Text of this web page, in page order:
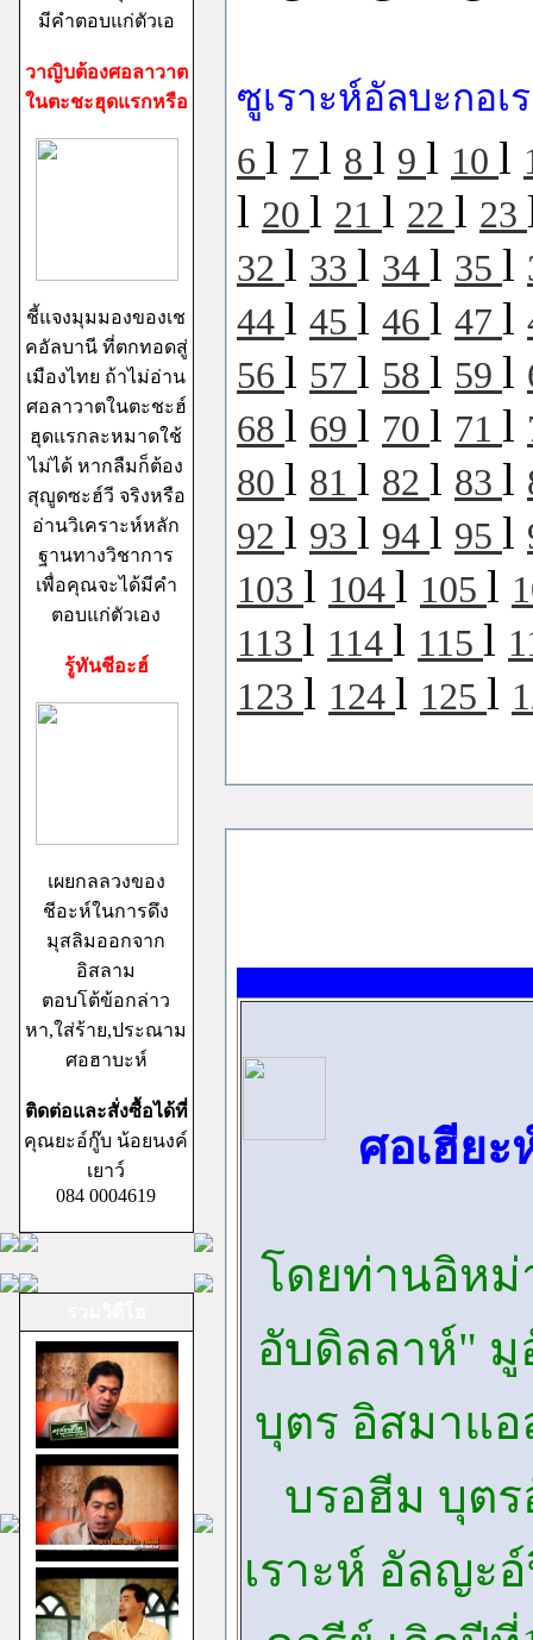
มีคำตอบแก่ตัวเอ
วาญิบต้องศอลาวาต
ในตะชะฮุดแรกหรือ
ชี้แจงมุมมองของเช
คอัลบานี ที่ตกทอดสู่
เมืองไทย ถ้าไม่อ่าน
ศอลาวาตในตะชะฮ์
ฮุดแรกละหมาดใช้
ไม่ได้ หากลืมก็ต้อง
สุญูดซะฮ์วี จริงหรือ
อ่านวิเคราะห์หลัก
ฐานทางวิชาการ
เพื่อคุณจะได้มีคำ
ตอบแก่ตัวเอง
รู้ทันชีอะฮ์
เผยกลลวงของ
ชีอะห์ในการดึง
มุสลิมออกจาก
อิสลาม
ตอบโต้ข้อกล่าว
หา,ใส่ร้าย,ประณาม
ศอฮาบะห์
ติดต่อและสั่งซื้อได้ที่
คุณยะอ์กู๊บ น้อยนงค์
เยาว์
084 0004619
ซูเราะห์อัลบะกอเ
6 l 7 l 8 l 9 l 10 l
l 20 l 21 l 22 l 23
32 l 33 l 34 l 35 l
44 l 45 l 46 l 47 l
56 l 57 l 58 l 59 l
68 l 69 l 70 l 71 l
80 l 81 l 82 l 83 l
92 l 93 l 94 l 95 l
103 l 104 l 105 l
113 l 114 l 115 l
123 l 124 l 125 l
ศอเฮีย
โดยท่านอิหม่
อับดิลลาห์"
บุตร อิสมาแ
บรอฮีม บุต
เราะห์ อัลญะ